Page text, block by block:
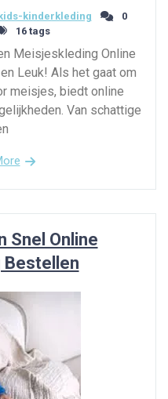
kinderkleding
0
16 tags
Meisjeskleding Online
Leuk! Als het gaat om
meisjes, biedt online
Van schattige
Snel Online
Bestellen